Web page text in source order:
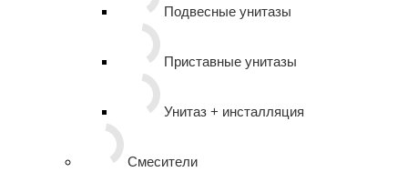
Подвесные унитазы
Приставные унитазы
Унитаз + инсталляция
Смесители